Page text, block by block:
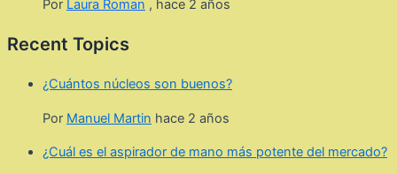
Por Laura Roman , hace 2 años
Recent Topics
¿Cuántos núcleos son buenos?
Por Manuel Martin hace 2 años
¿Cuál es el aspirador de mano más potente del mercado?